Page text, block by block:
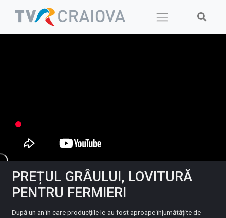
PREȚUL GRÂULUI, LOVITURĂ
PENTRU FERMIERI
După un an în care producțiile le-au fost aproape înjumătățite de